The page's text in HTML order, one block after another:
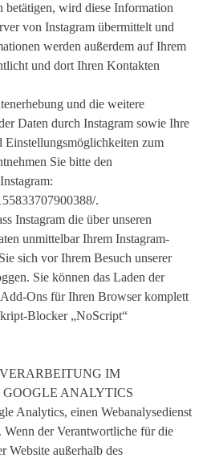
betätigen, wird diese Information
von Instagram übermittelt und
werden außerdem auf Ihrem
und dort Ihren Kontakten
und die weitere
Daten durch Instagram sowie Ihre
Einstellungsmöglichkeiten zum
Sie bitte den
.
Instagram die über unseren
unmittelbar Ihrem Instagram-
sich vor Ihrem Besuch unserer
Sie können das Laden der
Ons für Ihren Browser komplett
Blocker „NoScript“
IM
ANALYTICS
Analytics, einen Webanalysedienst
der Verantwortliche für die
Website außerhalb des